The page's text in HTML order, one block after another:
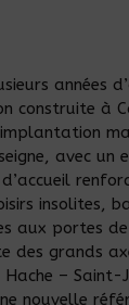
années
construite à
avec un
insolites,
aux portes
des grands
Hache –
nouvelle